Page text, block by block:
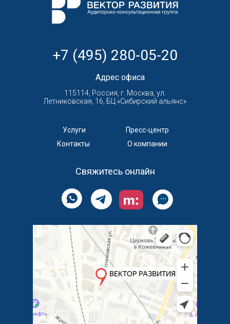
Адрес офиса
115114, Россия, г. Москва, ул.
Летниковская, 16, БЦ «‎Сибирский альянс»
Услуги
Контакты
Пресс-центр
О компании
Свяжитесь онлайн
+7 (495) 280-05-20